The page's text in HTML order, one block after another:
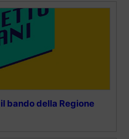
bando della Regione